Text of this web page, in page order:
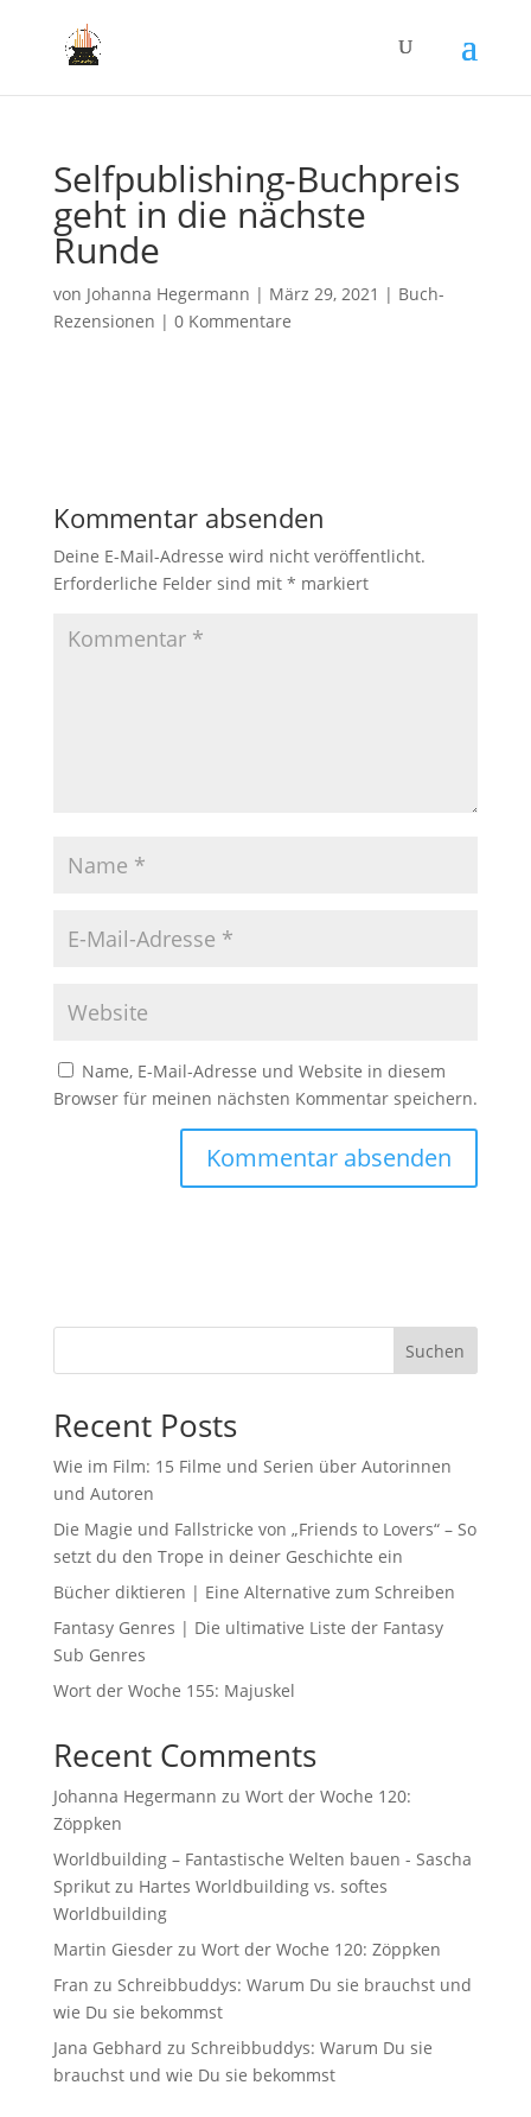
Selfpublishing-Buchpreis
geht in die nächste
Runde
von Johanna Hegermann | März 29, 2021 | Buch-
Rezensionen | 0 Kommentare
Kommentar absenden
Deine E-Mail-Adresse wird nicht veröffentlicht.
Erforderliche Felder sind mit * markiert
Name, E-Mail-Adresse und Website in diesem
Browser für meinen nächsten Kommentar speichern.
Suchen
Recent Posts
Wie im Film: 15 Filme und Serien über Autorinnen
und Autoren
Die Magie und Fallstricke von „Friends to Lovers“ – So
setzt du den Trope in deiner Geschichte ein
Bücher diktieren | Eine Alternative zum Schreiben
Fantasy Genres | Die ultimative Liste der Fantasy
Sub Genres
Wort der Woche 155: Majuskel
Recent Comments
Johanna Hegermann zu Wort der Woche 120:
Zöppken
Worldbuilding – Fantastische Welten bauen - Sascha
Sprikutzu Hartes Worldbuilding vs. softes
Worldbuilding
Martin Giesderzu Wort der Woche 120: Zöppken
Fran zu Schreibbuddys: Warum Du sie brauchst und
wie Du sie bekommst
Jana Gebhard zu Schreibbuddys: Warum Du sie
brauchst und wie Du sie bekommst